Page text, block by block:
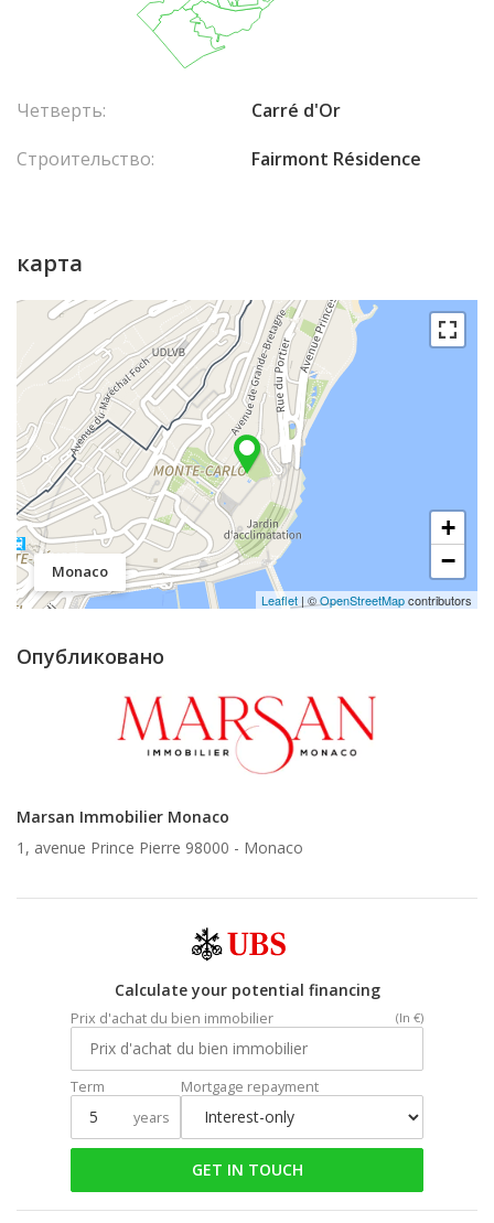
Четверть:
Carré d'Or
Строительство:
Fairmont Résidence
карта
Monaco
+
−
Leaflet | ©OpenStreetMapcontributors
Опубликовано
Marsan Immobilier Monaco
1, avenue Prince Pierre 98000 - Monaco
Calculate your potential financing
Prix d'achat du bien immobilier (In €)
Term
years
Mortgage repayment
GET IN TOUCH